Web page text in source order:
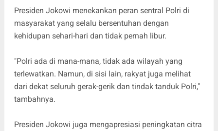
Presiden Jokowi menekankan peran sentral Polri di
masyarakat yang selalu bersentuhan dengan
kehidupan sehari-hari dan tidak pernah libur.
"Polri ada di mana-mana, tidak ada wilayah yang
terlewatkan. Namun, di sisi lain, rakyat juga melihat
dari dekat seluruh gerak-gerik dan tindak tanduk Polri,"
tambahnya.
Presiden Jokowi juga mengapresiasi peningkatan citra